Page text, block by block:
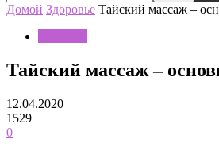
Домой Здоровье Тайский массаж –
Тайский массаж –
12.04.2020
1529
0